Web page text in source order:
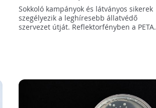
Sokkoló kampányok és látványos sikerek
szegélyezik a leghíresebb állatvédő
szervezet útját. Reflektorfényben a PETA.